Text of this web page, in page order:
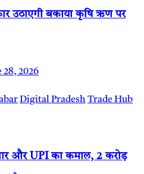
उठाएगी बकाया कृषि ऋण पर
28, 2026
Digital PradeshTrade Hub
और UPI का कमाल, 2 करोड़